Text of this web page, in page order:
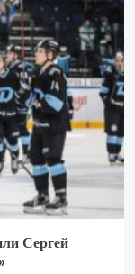
Сергей